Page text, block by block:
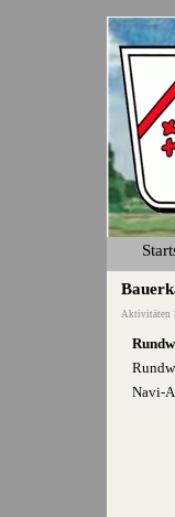
Aktivitäten
Navi-